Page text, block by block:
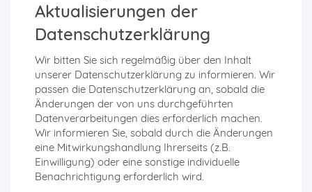
Aktualisierungen der
Datenschutzerklärung
Wir bitten Sie sich regelmäßig über den Inhalt
unserer Datenschutzerklärung zu informieren. Wir
passen die Datenschutzerklärung an, sobald die
Änderungen der von uns durchgeführten
Datenverarbeitungen dies erforderlich machen.
Wir informieren Sie, sobald durch die Änderungen
eine Mitwirkungshandlung Ihrerseits (z.B.
Einwilligung) oder eine sonstige individuelle
Benachrichtigung erforderlich wird.